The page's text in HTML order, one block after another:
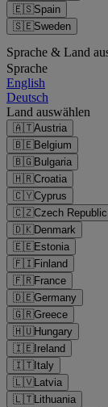
🇪🇸Spain
🇸🇪Sweden
Sprache & Land
Sprache
English
Deutsch
Land auswählen
🇦🇹Austria
🇧🇪Belgium
🇧🇬Bulgaria
🇭🇷Croatia
🇨🇾Cyprus
🇨🇿Czech Republic
🇩🇰Denmark
🇪🇪Estonia
🇫🇮Finland
🇫🇷France
🇩🇪Germany
🇬🇷Greece
🇭🇺Hungary
🇮🇪Ireland
🇮🇹Italy
🇱🇻Latvia
🇱🇹Lithuania